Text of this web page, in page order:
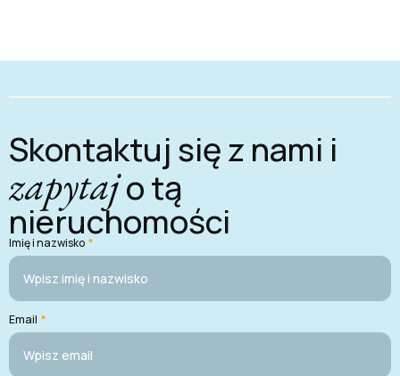
Skontaktuj się z nami i
zapytajo tą
nieruchomości
Imię i nazwisko *
Email *